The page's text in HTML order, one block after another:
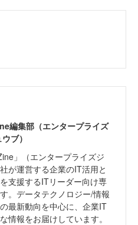
編集部（エンタープライズ
ブ）
」（エンタープライズジ
が運営する企業のIT活用と
支援するITリーダー向け専
。データテクノロジー/情報
最新動向を中心に、企業IT
情報をお届けしています。